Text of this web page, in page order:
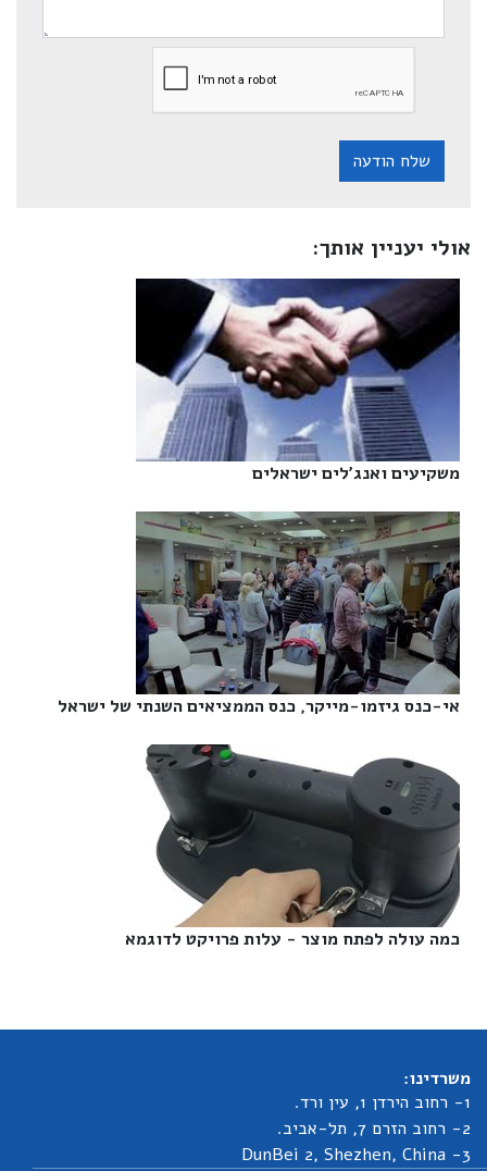
שלח הודעה
אולי יעניין אותך:
משקיעים ואנג'לים ישראלים‎
אי-כנס גיזמו-מייקר, כנס הממציאים השנתי של ישראל‎
כמה עולה לפתח מוצר - עלות פרויקט לדוגמא‎
משרדינו:
1- רחוב הירדן 1, עין ורד.
2- רחוב הזרם 7, תל-אביב.
3- DunBei 2, Shezhen, China